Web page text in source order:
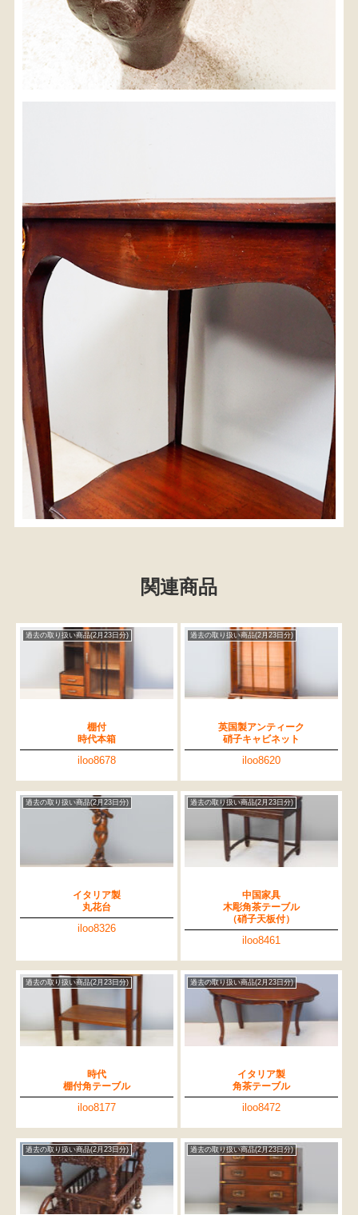
関連商品
過去の取り扱い商品(2月23日分)
棚付
時代本箱
iloo8678
過去の取り扱い商品(2月23日分)
英国製アンティーク
硝子キャビネット
iloo8620
過去の取り扱い商品(2月23日分)
イタリア製
丸花台
iloo8326
過去の取り扱い商品(2月23日分)
中国家具
木彫角茶テーブル
（硝子天板付）
iloo8461
過去の取り扱い商品(2月23日分)
時代
棚付角テーブル
iloo8177
過去の取り扱い商品(2月23日分)
イタリア製
角茶テーブル
iloo8472
過去の取り扱い商品(2月23日分) 過去の取り扱い商品(2月23日分)